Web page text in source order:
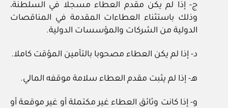
ج- إذا لم يكن مقدم العطاء مسجلا في السلطنة،
وذلك باستثناء العطاءات المقدمة في المناقصات
الدولية من الشركات والمؤسسات الدولية.
د- إذا لم يكن العطاء مصحوبا بالتأمين المؤقت كاملا.
هـ- إذا لم يثبت مقدم العطاء سلامة موقفه المالي.
و- إذا كانت وثائق العطاء غير مكتملة أو غير موقعة أو